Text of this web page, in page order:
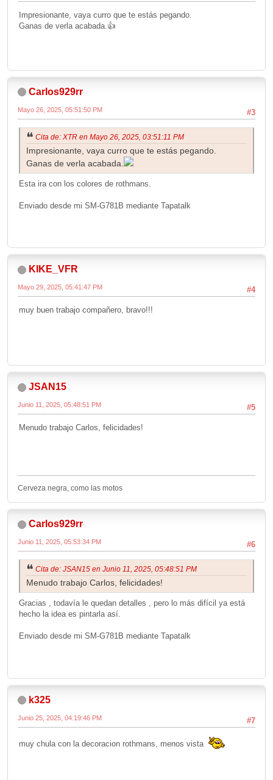
Impresionante, vaya curro que te estás pegando.
Ganas de verla acabada.👍
Carlos929rr
#3
Mayo 26, 2025, 05:51:50 PM
Cita de: XTR en Mayo 26, 2025, 03:51:11 PM
Impresionante, vaya curro que te estás pegando.
Ganas de verla acabada.
Esta ira con los colores de rothmans.
Enviado desde mi SM-G781B mediante Tapatalk
KIKE_VFR
#4
Mayo 29, 2025, 05:41:47 PM
muy buen trabajo compañero, bravo!!!
JSAN15
#5
Junio 11, 2025, 05:48:51 PM
Menudo trabajo Carlos, felicidades!
Cerveza negra, como las motos
Carlos929rr
#6
Junio 11, 2025, 05:53:34 PM
Cita de: JSAN15 en Junio 11, 2025, 05:48:51 PM
Menudo trabajo Carlos, felicidades!
Gracias , todavía le quedan detalles , pero lo más difícil ya está
hecho la idea es pintarla así.
Enviado desde mi SM-G781B mediante Tapatalk
k325
#7
Junio 25, 2025, 04:19:46 PM
muy chula con la decoracion rothmans, menos vista